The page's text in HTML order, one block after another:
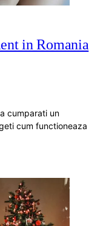
in Romania
cumparati un
cum functioneaza